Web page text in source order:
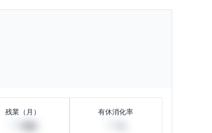
残業（月） 有休消化率